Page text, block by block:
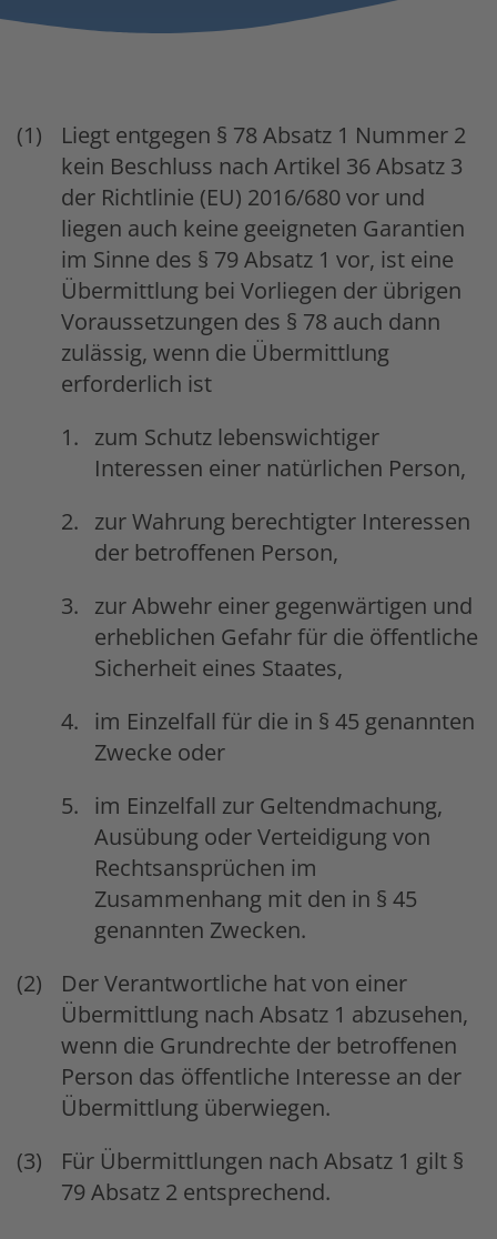
Liegt entgegen § 78 Absatz 1 Nummer 2
kein Beschluss nach Artikel 36 Absatz 3
der Richtlinie (EU) 2016/680 vor und
liegen auch keine geeigneten Garantien
im Sinne des § 79 Absatz 1 vor, ist eine
Übermittlung bei Vorliegen der übrigen
Voraussetzungen des § 78 auch dann
zulässig, wenn die Übermittlung
erforderlich ist
zum Schutz lebenswichtiger
Interessen einer natürlichen Person,
zur Wahrung berechtigter Interessen
der betroffenen Person,
zur Abwehr einer gegenwärtigen und
erheblichen Gefahr für die öffentliche
Sicherheit eines Staates,
im Einzelfall für die in § 45 genannten
Zwecke oder
im Einzelfall zur Geltendmachung,
Ausübung oder Verteidigung von
Rechtsansprüchen im
Zusammenhang mit den in § 45
genannten Zwecken.
Der Verantwortliche hat von einer
Übermittlung nach Absatz 1 abzusehen,
wenn die Grundrechte der betroffenen
Person das öffentliche Interesse an der
Übermittlung überwiegen.
Für Übermittlungen nach Absatz 1 gilt §
79 Absatz 2 entsprechend.